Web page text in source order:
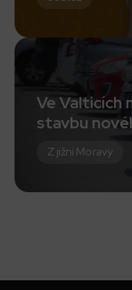
Ve Valticích
stavbu
Z jižní Moravy